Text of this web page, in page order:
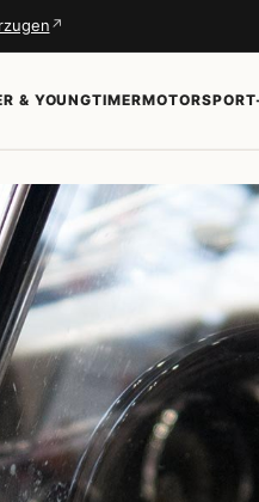
↗
& YOUNGTIMER